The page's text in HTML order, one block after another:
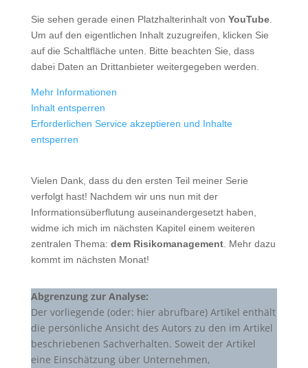
Sie sehen gerade einen Platzhalterinhalt von YouTube.
Um auf den eigentlichen Inhalt zuzugreifen, klicken Sie
auf die Schaltfläche unten. Bitte beachten Sie, dass
dabei Daten an Drittanbieter weitergegeben werden.
Mehr Informationen
Inhalt entsperren
Erforderlichen Service akzeptieren und Inhalte
entsperren
Vielen Dank, dass du den ersten Teil meiner Serie
verfolgt hast! Nachdem wir uns nun mit der
Informationsüberflutung auseinandergesetzt haben,
widme ich mich im nächsten Kapitel einem weiteren
zentralen Thema: dem Risikomanagement. Mehr dazu
kommt im nächsten Monat!
Abgrenzung zur Analyse:
Der vorliegende (oder: hier abrufbare) Artikel enthält
die persönliche Ansicht des Autors zu den im Artikel
beschriebenen Sachverhalten. Soweit der Artikel
eine Einschätzung über Unternehmen,